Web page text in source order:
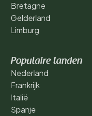
Bretagne
Gelderland
Limburg
Populaire landen
Nederland
Frankrijk
Italië
Spanje